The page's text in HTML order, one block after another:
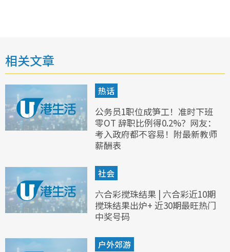
相关文章
热话
公务员1职位成笋工！准时下班
零OT 辞职比例得0.2%？网友：
考入政府都不容易！附最新教师
薪酬表
社会
六合彩搅珠结果 | 六合彩近10期
搅珠结果出炉+ 近30期最旺热门
中奖号码
户外郊游